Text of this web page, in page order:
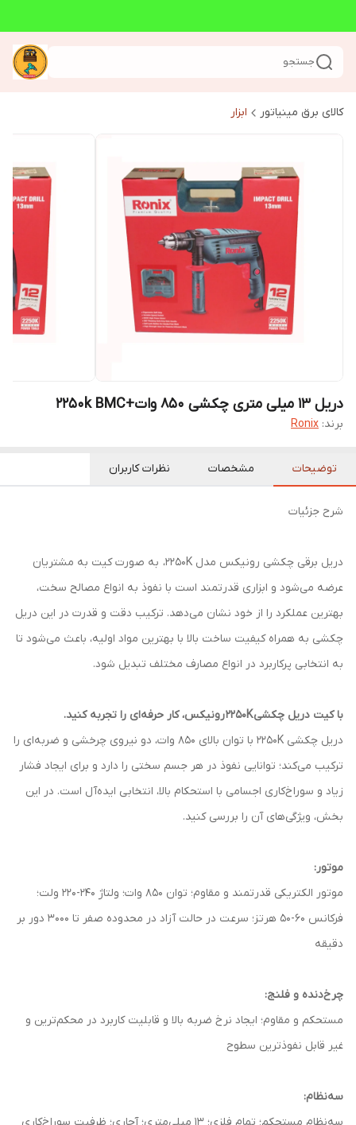
جستجو
کالای برق مینیاتور ابزار
دریل 13 میلی متری چکشی 850 وات+2250k BMC
برند: Ronix
توضیحات مشخصات نظرات کاربران
شرح جزئیات
دریل برقی چکشی رونیکس مدل 2250K، به صورت کیت به مشتریان
عرضه می‌شود و ابزاری قدرتمند است با نفوذ به انواع مصالح سخت،
بهترین عملکرد را از خود نشان می‌دهد. ترکیب دقت و قدرت در این دریل
چکشی به همراه کیفیت ساخت بالا با بهترین مواد اولیه، باعث می‌شود تا
به انتخابی پرکاربرد در انواع مصارف مختلف تبدیل شود.
با کیت دریل چکشی2250Kرونیکس، کار حرفه‌ای را تجربه کنید.
دریل چکشی 2250K با توان بالای 850 وات، دو نیروی چرخشی و ضربه‌ای را
ترکیب می‌کند؛ توانایی نفوذ در هر جسم سختی را دارد و برای ایجاد فشار
زیاد و سوراخ‌کاری اجسامی با استحکام بالا، انتخابی ایده‌آل است. در این
بخش، ویژگی‌های آن را بررسی کنید.
موتور:
موتور الکتریکی قدرتمند و مقاوم؛ توان 850 وات؛ ولتاژ 240-220 ولت؛
فرکانس 60-50 هرتز؛ سرعت در حالت آزاد در محدوده‌ صفر تا 3000 دور بر
دقیقه
چرخ‌دنده و فلنج:
مستحکم و مقاوم؛ ایجاد نرخ ضربه‌ بالا و قابلیت کاربرد در محکم‌ترین و
غیر قابل‌ نفوذترین سطوح
سه‌نظام: